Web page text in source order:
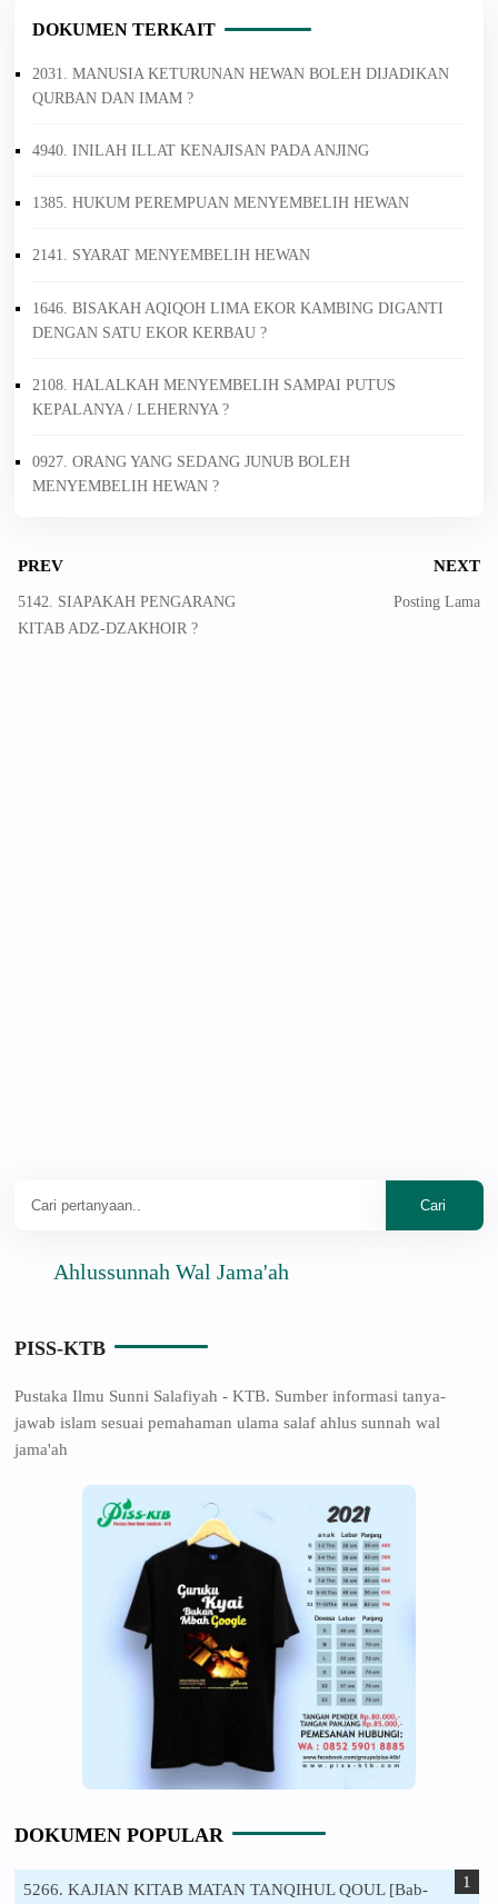
DOKUMEN TERKAIT
2031. MANUSIA KETURUNAN HEWAN BOLEH DIJADIKAN
QURBAN DAN IMAM ?
4940. INILAH ILLAT KENAJISAN PADA ANJING
1385. HUKUM PEREMPUAN MENYEMBELIH HEWAN
2141. SYARAT MENYEMBELIH HEWAN
1646. BISAKAH AQIQOH LIMA EKOR KAMBING DIGANTI
DENGAN SATU EKOR KERBAU ?
2108. HALALKAH MENYEMBELIH SAMPAI PUTUS
KEPALANYA / LEHERNYA ?
0927. ORANG YANG SEDANG JUNUB BOLEH
MENYEMBELIH HEWAN ?
PREV
5142. SIAPAKAH PENGARANG
KITAB ADZ-DZAKHOIR ?
NEXT
Posting Lama
Ahlussunnah Wal Jama'ah
PISS-KTB
Pustaka Ilmu Sunni Salafiyah - KTB. Sumber informasi tanya-
jawab islam sesuai pemahaman ulama salaf ahlus sunnah wal
jama'ah
DOKUMEN POPULAR
5266. KAJIAN KITAB MATAN TANQIHUL QOUL [Bab-